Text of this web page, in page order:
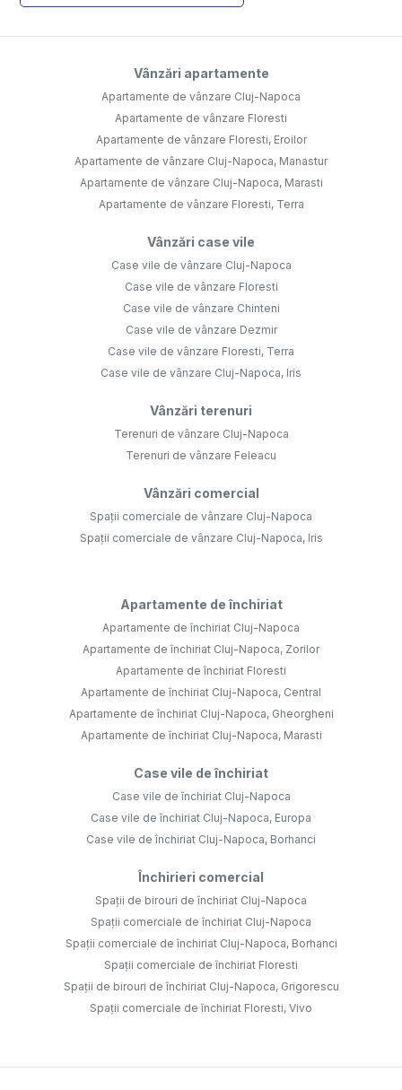
Vânzări apartamente
Apartamente de vânzare Cluj-Napoca
Apartamente de vânzare Floresti
Apartamente de vânzare Floresti, Eroilor
Apartamente de vânzare Cluj-Napoca, Manastur
Apartamente de vânzare Cluj-Napoca, Marasti
Apartamente de vânzare Floresti, Terra
Vânzări case vile
Case vile de vânzare Cluj-Napoca
Case vile de vânzare Floresti
Case vile de vânzare Chinteni
Case vile de vânzare Dezmir
Case vile de vânzare Floresti, Terra
Case vile de vânzare Cluj-Napoca, Iris
Vânzări terenuri
Terenuri de vânzare Cluj-Napoca
Terenuri de vânzare Feleacu
Vânzări comercial
Spații comerciale de vânzare Cluj-Napoca
Spații comerciale de vânzare Cluj-Napoca, Iris
Apartamente de închiriat
Apartamente de închiriat Cluj-Napoca
Apartamente de închiriat Cluj-Napoca, Zorilor
Apartamente de închiriat Floresti
Apartamente de închiriat Cluj-Napoca, Central
Apartamente de închiriat Cluj-Napoca, Gheorgheni
Apartamente de închiriat Cluj-Napoca, Marasti
Case vile de închiriat
Case vile de închiriat Cluj-Napoca
Case vile de închiriat Cluj-Napoca, Europa
Case vile de închiriat Cluj-Napoca, Borhanci
Închirieri comercial
Spații de birouri de închiriat Cluj-Napoca
Spații comerciale de închiriat Cluj-Napoca
Spații comerciale de închiriat Cluj-Napoca, Borhanci
Spații comerciale de închiriat Floresti
Spații de birouri de închiriat Cluj-Napoca, Grigorescu
Spații comerciale de închiriat Floresti, Vivo